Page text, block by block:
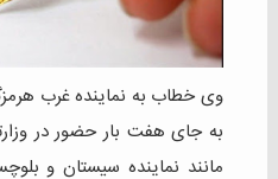
وی خطاب به نماینده غرب
به جای هفت بار حضور در
مانند نماینده سیستان و